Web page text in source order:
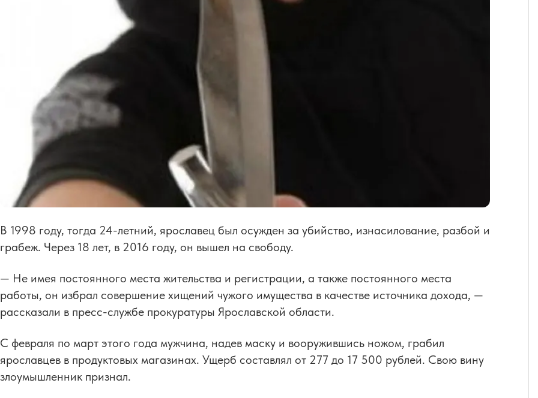
В 1998 году, тогда 24-летний, ярославец был осужден за убийство, изнасилование, разбой и
грабеж. Через 18 лет, в 2016 году, он вышел на свободу.
— Не имея постоянного места жительства и регистрации, а также постоянного места
работы, он избрал совершение хищений чужого имущества в качестве источника дохода, —
рассказали в пресс-службе прокуратуры Ярославской области.
С февраля по март этого года мужчина, надев маску и вооружившись ножом, грабил
ярославцев в продуктовых магазинах. Ущерб составлял от 277 до 17 500 рублей. Свою вину
злоумышленник признал.